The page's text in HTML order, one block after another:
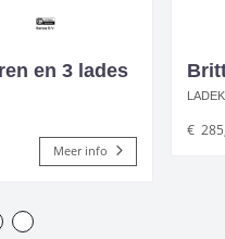
en 3 lades
Meer info
€